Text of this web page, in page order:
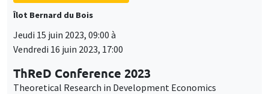
Îlot Bernard du Bois
Jeudi 15 juin 2023, 09:00 à
Vendredi 16 juin 2023, 17:00
ThReD Conference 2023
Theoretical Research in Development Economics